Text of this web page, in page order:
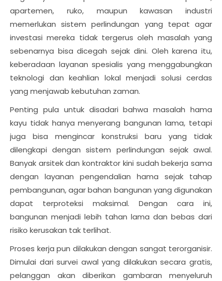
apartemen, ruko, maupun kawasan industri
memerlukan sistem perlindungan yang tepat agar
investasi mereka tidak tergerus oleh masalah yang
sebenarnya bisa dicegah sejak dini. Oleh karena itu,
keberadaan layanan spesialis yang menggabungkan
teknologi dan keahlian lokal menjadi solusi cerdas
yang menjawab kebutuhan zaman.
Penting pula untuk disadari bahwa masalah hama
kayu tidak hanya menyerang bangunan lama, tetapi
juga bisa mengincar konstruksi baru yang tidak
dilengkapi dengan sistem perlindungan sejak awal.
Banyak arsitek dan kontraktor kini sudah bekerja sama
dengan layanan pengendalian hama sejak tahap
pembangunan, agar bahan bangunan yang digunakan
dapat terproteksi maksimal. Dengan cara ini,
bangunan menjadi lebih tahan lama dan bebas dari
risiko kerusakan tak terlihat.
Proses kerja pun dilakukan dengan sangat terorganisir.
Dimulai dari survei awal yang dilakukan secara gratis,
pelanggan akan diberikan gambaran menyeluruh